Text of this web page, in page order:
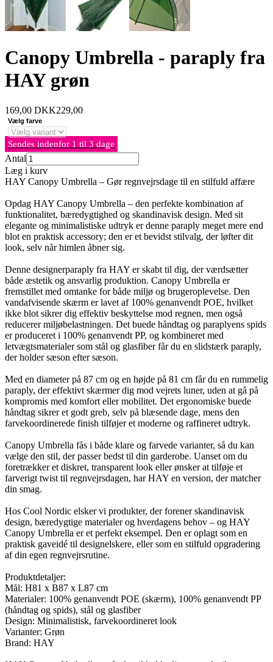
Canopy Umbrella - paraply fra
HAY grøn
169,00 DKK229,00
Vælg farve
Sendes indenfor 1 til 3 dage
Antal
Læg i kurv
HAY Canopy Umbrella – Gør regnvejrsdage til en stilfuld affære
Opdag HAY Canopy Umbrella – den perfekte kombination af
funktionalitet, bæredygtighed og skandinavisk design. Med sit
elegante og minimalistiske udtryk er denne paraply meget mere end
blot en praktisk accessory; den er et bevidst stilvalg, der løfter dit
look, selv når himlen åbner sig.
Denne designerparaply fra HAY er skabt til dig, der værdsætter
både æstetik og ansvarlig produktion. Canopy Umbrella er
fremstillet med omtanke for både miljø og brugeroplevelse. Den
vandafvisende skærm er lavet af 100% genanvendt POE, hvilket
ikke blot sikrer dig effektiv beskyttelse mod regnen, men også
reducerer miljøbelastningen. Det buede håndtag og paraplyens spids
er produceret i 100% genanvendt PP, og kombineret med
letvægtsmaterialer som stål og glasfiber får du en slidstærk paraply,
der holder sæson efter sæson.
Med en diameter på 87 cm og en højde på 81 cm får du en rummelig
paraply, der effektivt skærmer dig mod vejrets luner, uden at gå på
kompromis med komfort eller mobilitet. Det ergonomiske buede
håndtag sikrer et godt greb, selv på blæsende dage, mens den
farvekoordinerede finish tilføjer et moderne og raffineret udtryk.
Canopy Umbrella fås i både klare og farvede varianter, så du kan
vælge den stil, der passer bedst til din garderobe. Uanset om du
foretrækker et diskret, transparent look eller ønsker at tilføje et
farverigt twist til regnvejrsdagen, har HAY en version, der matcher
din smag.
Hos Cool Nordic elsker vi produkter, der forener skandinavisk
design, bæredygtige materialer og hverdagens behov – og HAY
Canopy Umbrella er et perfekt eksempel. Den er oplagt som en
praktisk gaveidé til designelskere, eller som en stilfuld opgradering
af din egen regnvejrsrutine.
Produktdetaljer:
Mål: H81 x B87 x L87 cm
Materialer: 100% genanvendt POE (skærm), 100% genanvendt PP
(håndtag og spids), stål og glasfiber
Design: Minimalistisk, farvekoordineret look
Varianter: Grøn
Brand: HAY